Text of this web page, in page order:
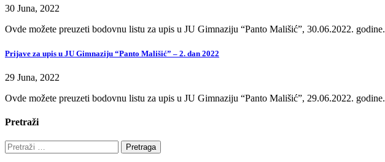
30 Juna, 2022
Ovde možete preuzeti bodovnu listu za upis u JU Gimnaziju “Panto Mališić”, 30.06.2022. godine.
Prijave za upis u JU Gimnaziju “Panto Mališić” – 2. dan 2022
29 Juna, 2022
Ovde možete preuzeti bodovnu listu za upis u JU Gimnaziju “Panto Mališić”, 29.06.2022. godine.
Pretraži
Pretraga: